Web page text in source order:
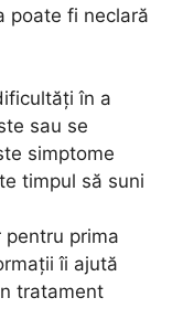
poate fi neclară
în a
sau se
simptome
timpul să suni
pentru prima
îi ajută
tratament